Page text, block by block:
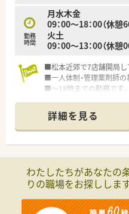
勤務
時間
月水木金
09：00～18：00（休憩
火土
09：00～13：00（休憩
■松本近郊で7店舗開局し
■一人体制・管理薬剤師の
■～18時までの勤務です。
詳細を見る
わたしたちがあなたの
りの職場をお探しします